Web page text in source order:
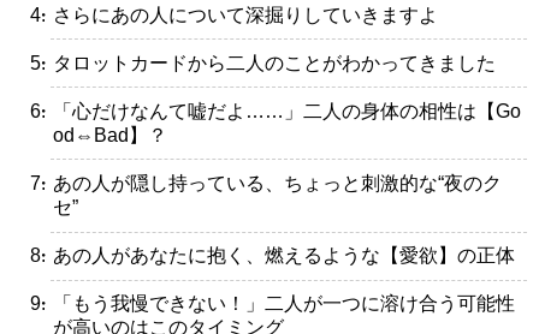
・さらにあの人について深掘りしていきますよ
・タロットカードから二人のことがわかってきました
・「心だけなんて嘘だよ……」二人の身体の相性は【Go
od⇔Bad】？
・あの人が隠し持っている、ちょっと刺激的な“夜のク
セ”
・あの人があなたに抱く、燃えるような【愛欲】の正体
・「もう我慢できない！」二人が一つに溶け合う可能性
が高いのはこのタイミング